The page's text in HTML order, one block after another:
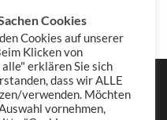
Konserve 07
Cookies
Cookies auf unserer
Klicken von
erklären Sie sich
dass wir ALLE
verwenden. Möchten
vornehmen,